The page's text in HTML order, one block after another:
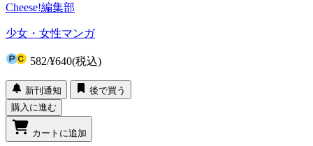
Cheese!編集部
少女・女性マンガ
582/¥640(税込)
新刊通知
後で買う
購入に進む
カートに追加